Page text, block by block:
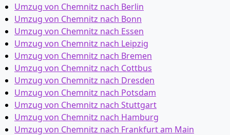
Umzug von Chemnitz nach Berlin
Umzug von Chemnitz nach Bonn
Umzug von Chemnitz nach Essen
Umzug von Chemnitz nach Leipzig
Umzug von Chemnitz nach Bremen
Umzug von Chemnitz nach Cottbus
Umzug von Chemnitz nach Dresden
Umzug von Chemnitz nach Potsdam
Umzug von Chemnitz nach Stuttgart
Umzug von Chemnitz nach Hamburg
Umzug von Chemnitz nach Frankfurt am Main